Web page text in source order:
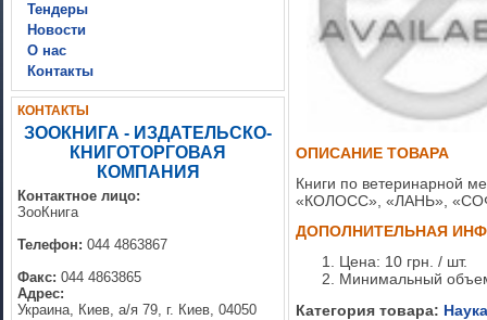
Тендеры
Новости
О нас
Контакты
КОНТАКТЫ
ЗООКНИГА - ИЗДАТЕЛЬСКО-
КНИГОТОРГОВАЯ
КОМПАНИЯ
Контактное лицо:
ЗооКнига
Телефон: 044 4863867
Факс: 044 4863865
Адрес:
Украина, Киев, а/я 79, г. Киев, 04050
ОПИСАНИЕ ТОВАРА
Книги по ветеринарной
«КОЛОСС», «ЛАНЬ»,
ДОПОЛНИТЕЛЬНАЯ
Цена: 10 грн. / шт.
Минимальный
Категория товара: